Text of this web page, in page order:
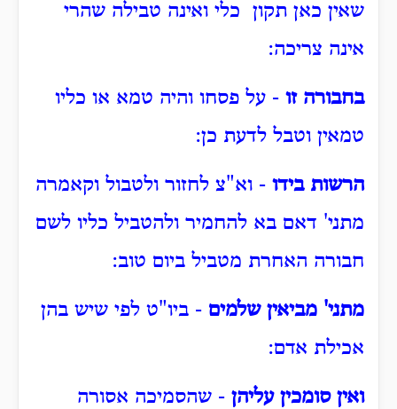
שאין כאן תקון כלי ואינה טבילה שהרי
אינה צריכה:
בחבורה זו - על פסחו והיה טמא או כליו
טמאין וטבל לדעת כן:
הרשות בידו - וא"צ לחזור ולטבול וקאמרה
מתני' דאם בא להחמיר ולהטביל כליו לשם
חבורה האחרת מטביל ביום טוב:
מתני' מביאין שלמים - ביו"ט לפי שיש בהן
אכילת אדם:
ואין סומכין עליהן - שהסמיכה אסורה